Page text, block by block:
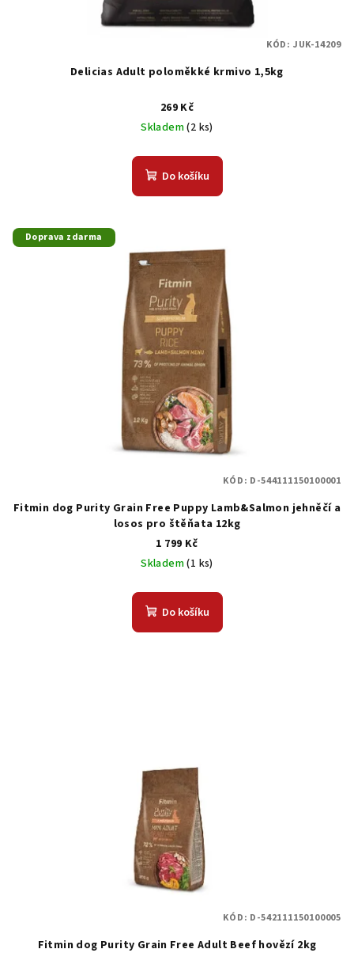
Delicias Adult poloměkké krmivo 1,5kg
269 Kč
Skladem(2 ks)
Do košíku
KÓD: JUK-14209
Doprava zdarma
Fitmin dog Purity Grain Free Puppy Lamb&Salmon jehněčí a
losos pro štěňata 12kg
1 799 Kč
Skladem(1 ks)
Do košíku
KÓD: D-544111150100001
Fitmin dog Purity Grain Free Adult Beef hovězí 2kg
KÓD: D-542111150100005